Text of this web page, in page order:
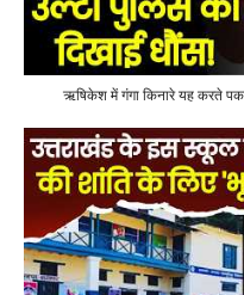
ऋषिकेश में गंगा किनारे यह करते